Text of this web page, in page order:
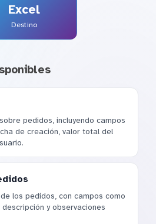
Excel
Destino
pedidos, incluyendo campos
de creación, valor total del
los pedidos, con campos como
y observaciones